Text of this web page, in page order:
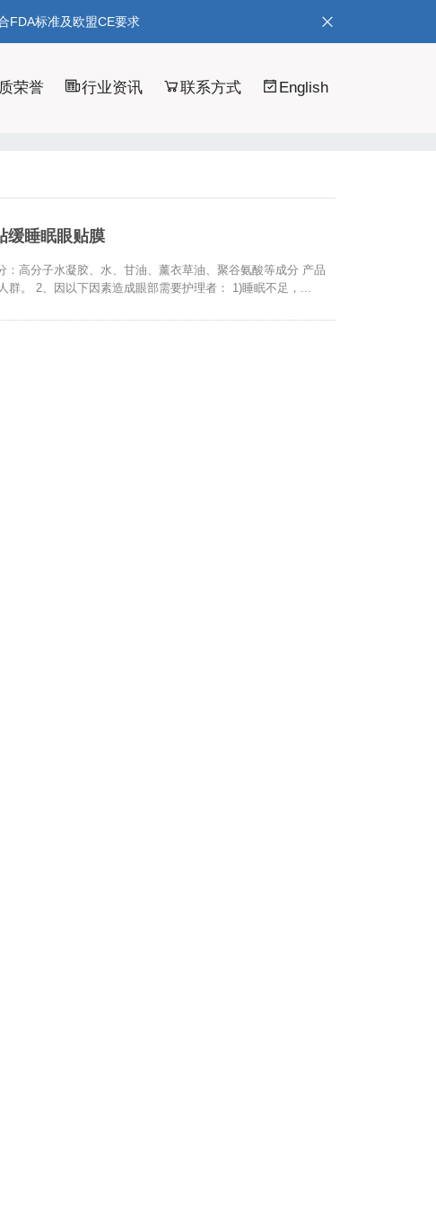
FDA标准及欧盟CE要求
荣誉 行业资讯 联系方式 English
缓睡眠眼贴膜
高分子水凝胶、水、甘油、薰衣草油、聚谷氨酸等成分 产品
。 2、因以下因素造成眼部需要护理者： 1)睡眠不足，...